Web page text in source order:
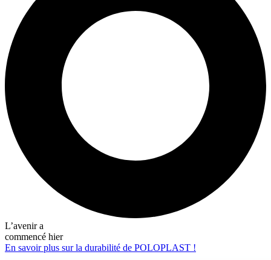
L’avenir a
commencé hier
En savoir plus sur la durabilité de POLOPLAST !